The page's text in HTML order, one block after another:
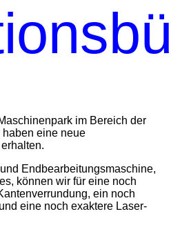
im Bereich der
haben eine neue
Endbearbeitungsmaschine,
können wir für eine noch
ein noch
eine noch exaktere Laser-